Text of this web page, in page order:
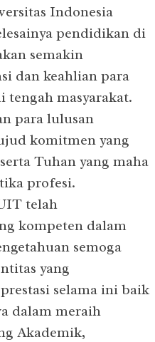
Indonesia
pendidikan di
semakin
dan keahlian para
masyarakat.
para lulusan
komitmen yang
Tuhan yang maha
profesi.
telah
kompeten dalam
semoga
yang
selama ini baik
dalam meraih
Akademik,